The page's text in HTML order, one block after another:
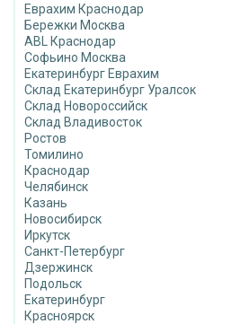
Еврахим Краснодар
Бережки Москва
ABL Краснодар
Софьино Москва
Екатеринбург Еврахим
Склад Екатеринбург Уралсок
Склад Новороссийск
Склад Владивосток
Ростов
Томилино
Краснодар
Челябинск
Казань
Новосибирск
Иркутск
Санкт-Петербург
Дзержинск
Подольск
Екатеринбург
Красноярск